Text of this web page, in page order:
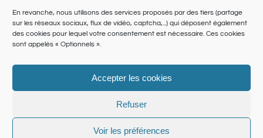
En revanche, nous utilisons des services proposés par des tiers (partage
sur les réseaux sociaux, flux de vidéo, captcha,...) qui déposent également
des cookies pour lequel votre consentement est nécessaire. Ces cookies
sont appelés « Optionnels ».
Accepter les cookies
Refuser
Voir les préférences
Conditions générales
FacebookTwitter